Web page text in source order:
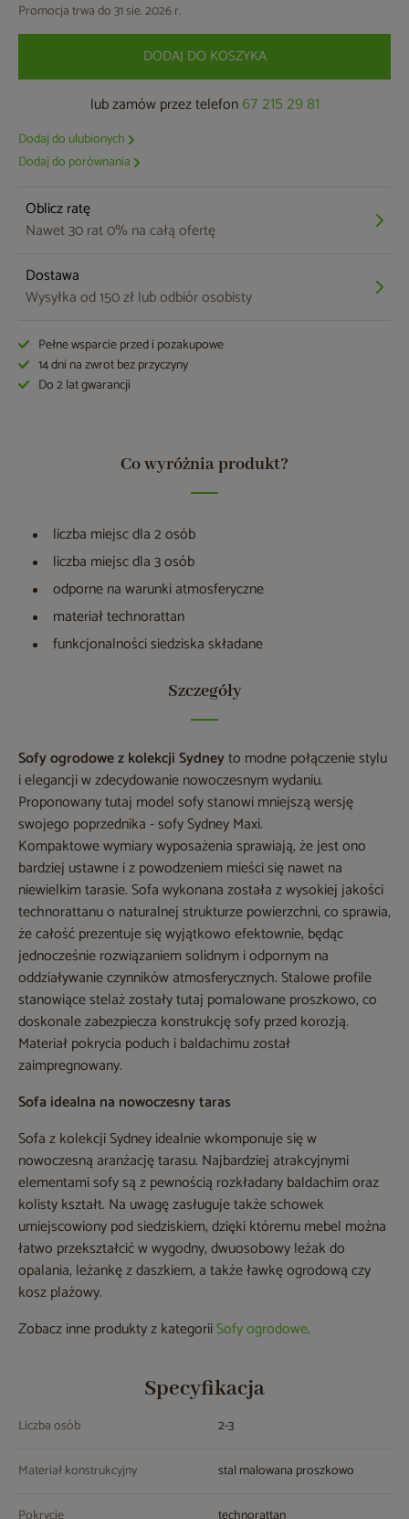
Promocja trwa do 31 sie. 2026 r.
DODAJ DO KOSZYKA
lub zamów przez telefon 67 215 29 81
Dodaj do ulubionych
Dodaj do porównania
Oblicz ratę
Nawet 30 rat 0% na całą ofertę
Dostawa
Wysyłka od 150 zł lub odbiór osobisty
Pełne wsparcie przed i pozakupowe
14 dni na zwrot bez przyczyny
Do 2 lat gwarancji
Co wyróżnia produkt?
liczba miejsc dla 2 osób
liczba miejsc dla 3 osób
odporne na warunki atmosferyczne
materiał technorattan
funkcjonalności siedziska składane
Szczegóły
Sofy ogrodowe z kolekcji Sydneyto modne połączenie stylu
i elegancji w zdecydowanie nowoczesnym wydaniu.
Proponowany tutaj model sofy stanowi mniejszą wersję
swojego poprzednika - sofy Sydney Maxi.
Kompaktowe wymiary wyposażenia sprawiają, że jest ono
bardziej ustawne i z powodzeniem mieści się nawet na
niewielkim tarasie. Sofa wykonana została z wysokiej jakości
technorattanu o naturalnej strukturze powierzchni, co sprawia,
że całość prezentuje się wyjątkowo efektownie, będąc
jednocześnie rozwiązaniem solidnym i odpornym na
oddziaływanie czynników atmosferycznych. Stalowe profile
stanowiące stelaż zostały tutaj pomalowane proszkowo, co
doskonale zabezpiecza konstrukcję sofy przed korozją.
Materiał pokrycia poduch i baldachimu został
zaimpregnowany.
Sofa idealna na nowoczesny taras
Sofa z kolekcji Sydney idealnie wkomponuje się w
nowoczesną aranżację tarasu. Najbardziej atrakcyjnymi
elementami sofy są z pewnością rozkładany baldachim oraz
kolisty kształt. Na uwagę zasługuje także schowek
umiejscowiony pod siedziskiem, dzięki któremu mebel można
łatwo przekształcić w wygodny, dwuosobowy leżak do
opalania, leżankę z daszkiem, a także ławkę ogrodową czy
kosz plażowy.
Zobacz inne produkty z kategoriiSofy ogrodowe.
Specyfikacja
Liczba osób 2-3
Materiał konstrukcyjny stal malowana proszkowo